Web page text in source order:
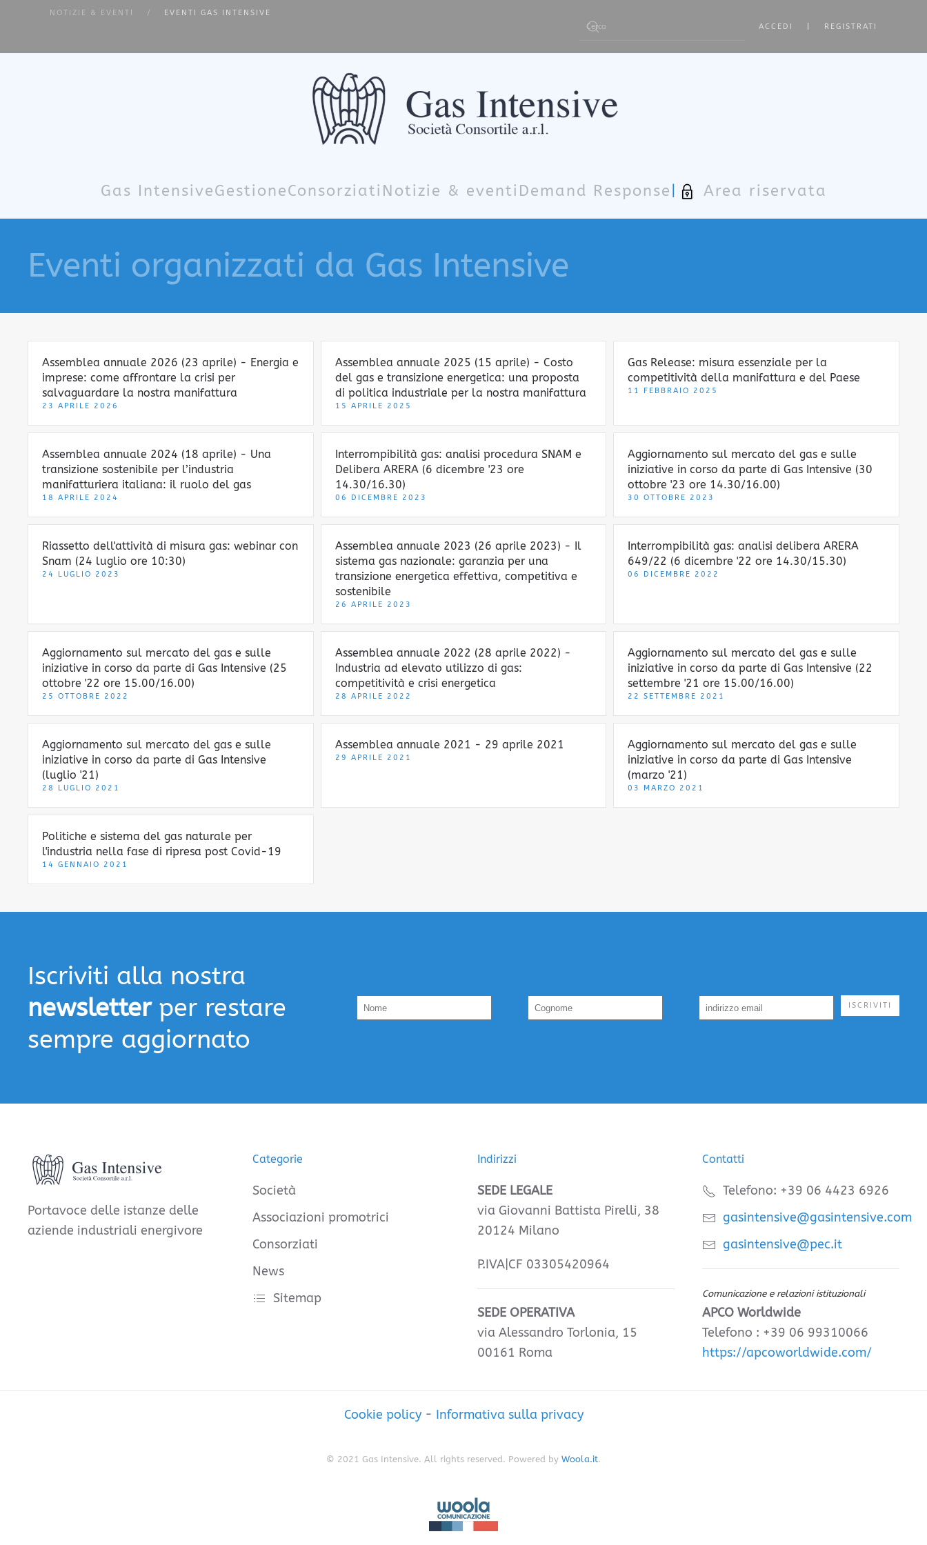
NOTIZIE & EVENTI EVENTI GAS INTENSIVE
ACCEDI REGISTRATI
Gas IntensiveGestioneConsorziati Notizie & eventi Demand Response Area riservata
Eventi organizzati da Gas Intensive
Assemblea annuale 2026 (23 aprile) - Energia e
imprese: come affrontare la crisi per
salvaguardare la nostra manifattura
23 APRILE 2026
Assemblea annuale 2025 (15 aprile) - Costo
del gas e transizione energetica: una proposta
di politica industriale per la nostra manifattura
15 APRILE 2025
Gas Release: misura essenziale per la
competitività della manifattura e del Paese
11 FEBBRAIO 2025
Assemblea annuale 2024 (18 aprile) - Una
transizione sostenibile per l’industria
manifatturiera italiana: il ruolo del gas
18 APRILE 2024
Interrompibilità gas: analisi procedura SNAM e
Delibera ARERA (6 dicembre '23 ore
14.30/16.30)
06 DICEMBRE 2023
Aggiornamento sul mercato del gas e sulle
iniziative in corso da parte di Gas Intensive (30
ottobre '23 ore 14.30/16.00)
30 OTTOBRE 2023
Riassetto dell'attività di misura gas: webinar con
Snam (24 luglio ore 10:30)
24 LUGLIO 2023
Assemblea annuale 2023 (26 aprile 2023) - Il
sistema gas nazionale: garanzia per una
transizione energetica effettiva, competitiva e
sostenibile
26 APRILE 2023
Interrompibilità gas: analisi delibera ARERA
649/22 (6 dicembre '22 ore 14.30/15.30)
06 DICEMBRE 2022
Aggiornamento sul mercato del gas e sulle
iniziative in corso da parte di Gas Intensive (25
ottobre '22 ore 15.00/16.00)
25 OTTOBRE 2022
Assemblea annuale 2022 (28 aprile 2022) -
Industria ad elevato utilizzo di gas:
competitività e crisi energetica
28 APRILE 2022
Aggiornamento sul mercato del gas e sulle
iniziative in corso da parte di Gas Intensive (22
settembre '21 ore 15.00/16.00)
22 SETTEMBRE 2021
Aggiornamento sul mercato del gas e sulle
iniziative in corso da parte di Gas Intensive
(luglio '21)
28 LUGLIO 2021
Assemblea annuale 2021 - 29 aprile 2021
29 APRILE 2021
Aggiornamento sul mercato del gas e sulle
iniziative in corso da parte di Gas Intensive
(marzo '21)
03 MARZO 2021
Politiche e sistema del gas naturale per
l'industria nella fase di ripresa post Covid-19
14 GENNAIO 2021
Iscriviti alla nostra
newsletterper restare
sempre aggiornato
ISCRIVITI
Portavoce delle istanze delle
aziende industriali energivore
Categorie
Società
Associazioni promotrici
Consorziati
News
Sitemap
Indirizzi
SEDE LEGALE
via Giovanni Battista Pirelli, 38
20124 Milano
P.IVA|CF 03305420964
SEDE OPERATIVA
via Alessandro Torlonia, 15
00161 Roma
Contatti
Telefono: +39 06 4423 6926
gasintensive@gasintensive.com
gasintensive@pec.it
Comunicazione e relazioni istituzionali
APCO Worldwide
Telefono : +39 06 99310066
https://apcoworldwide.com/
Cookie policy- Informativa sulla privacy
© 2021 Gas Intensive. All rights reserved. Powered by Woola.it.